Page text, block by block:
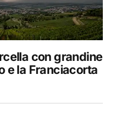
con grandine
e la Franciacorta